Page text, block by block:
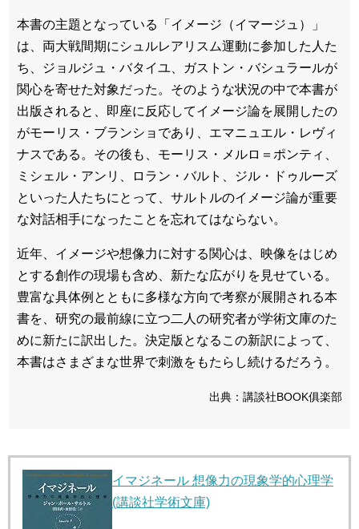
本書の主題となっている「イメージ（イマージュ）」
は、両大戦間期にシュルレアリスム運動に参加した人た
ち、ジョルジュ・バタイユ、ガストン・バシュラールが
関心を寄せた対象だった。そのような状況の中で本書が
出版されると、即座に反応してイメージ論を展開したの
がモーリス・ブランショであり、エマニュエル・レヴィ
ナスである。その後も、モーリス・メルロ＝ポンティ、
ミシェル・アンリ、ロラン・バルト、ジル・ドゥルーズ
といった人たちにとって、サルトルのイメージ論が重要
な対話相手になったことを忘れてはならない。
近年、イメージや想像力に対する関心は、映像をはじめ
とする創作の現場も含め、新たな広がりを見せている。
豊富な具体例とともに多様な方向で考察が展開される本
書を、研究の最前線に立つ二人の研究者が学術文庫のた
めに新たに訳出した。決定版となるこの新訳によって、
本書はさまざまな世界で刺激をもたらし続けるだろう。
出典：講談社BOOK俱楽部
イマジネール 想像力の現象学的心理学
(講談社学術文庫)